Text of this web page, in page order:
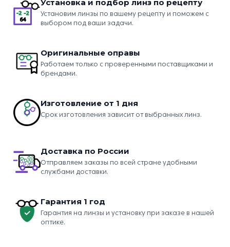
Установка и подбор линз по рецепту
Установим линзы по вашему рецепту и поможем с
выбором под ваши задачи.
Оригинальные оправы
Работаем только с проверенными поставщиками и
брендами.
Изготовление от 1 дня
Срок изготовления зависит от выбранных линз.
Доставка по России
Отправляем заказы по всей стране удобными
службами доставки.
Гарантия 1 год
Гарантия на линзы и установку при заказе в нашей
оптике.